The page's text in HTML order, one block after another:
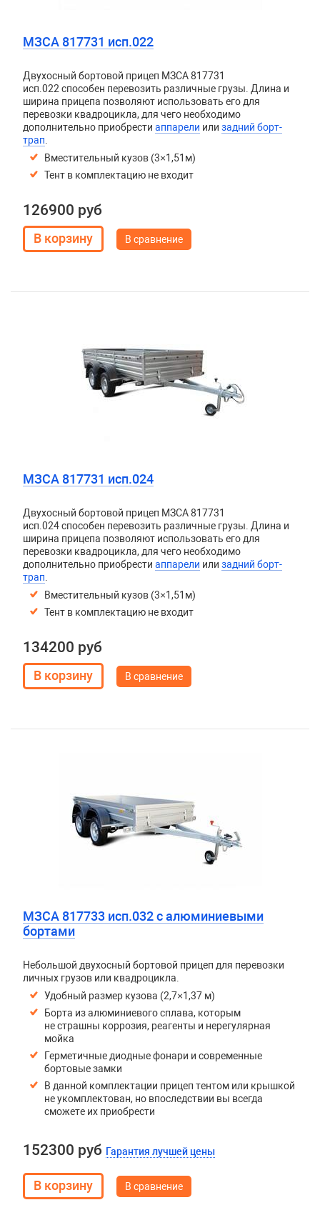
МЗСА 817731 исп.022
Двухосный бортовой прицеп МЗСА 817731
исп.022 способен перевозить различные грузы. Длина и
ширина прицепа позволяют использовать его для
перевозки квадроцикла, для чего необходимо
дополнительно приобрести аппарели или задний борт-
трап
Вместительный кузов (3×1,51м)
Тент в комплектацию не входит
126900 руб
В сравнение
МЗСА 817731 исп.024
Двухосный бортовой прицеп МЗСА 817731
исп.024способен перевозить различные грузы. Длина и
ширина прицепа позволяют использовать его для
перевозки квадроцикла, для чего необходимо
дополнительно приобрести аппарели или задний борт-
трап
Вместительный кузов (3×1,51м)
Тент в комплектацию не входит
134200 руб
В сравнение
МЗСА 817733 исп.032 с алюминиевыми
бортами
Небольшой двухосный бортовой прицеп для перевозки
личных грузов или квадроцикла.
Удобный размер кузова (2,7×1,37 м)
Борта из алюминиевого сплава, которым
не страшны коррозия, реагенты и нерегулярная
мойка
Герметичные диодные фонари и современные
бортовые замки
В данной комплектации прицеп тентом или крышкой
не укомплектован, но впоследствии вы всегда
сможете их приобрести
152300 руб Гарантия лучшей цены
В сравнение